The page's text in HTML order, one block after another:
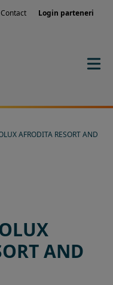
Contact Login parteneri
AFRODITA RESORT AND
AND